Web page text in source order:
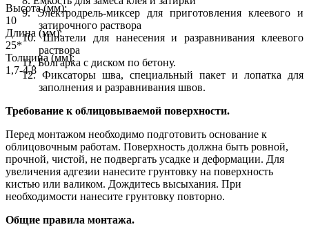
Высота (мм):
10
Длина (мм):
25*
Толщина (мм):
1,7-4,8
9.Электродрель-миксер для приготовления клеевого и
затирочного раствора
10.Шпатели для нанесения и разравнивания клеевого
раствора
11.Болгарка с диском по бетону.
12. Фиксаторы шва, специальный пакет и лопатка для
заполнения и разравнивания швов.
Требование к облицовываемой поверхности.
Перед монтажом необходимо подготовить основание к
облицовочным работам. Поверхность должна быть ровной,
прочной, чистой, не подвергать усадке и деформации. Для
увеличения адгезии нанесите грунтовку на поверхность
кистью или валиком. Дождитесь высыхания. При
необходимости нанесите грунтовку повторно.
Общие правила монтажа.